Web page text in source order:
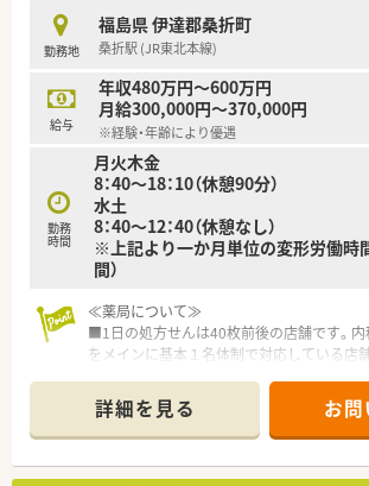
境を整えております。シフトは本社が作成し
バランスを見て、無理のない人数体制で勤
おります。
お互い様の風土が根付けており、有給休暇
と高水準です。
また、育児休暇取得率は90％以上でお仕事
立が図れる環境です。
＼＼＼企業について／／／
福島県郡山市に本社をおき、福島県を中心
いる薬局です。
地域に根ざした店舗展開をベースに、地域
りを目指しています。
な経験を積んでいただけます。
勤務地
福島県 伊達郡桑折町
桑折駅 (JR東北本線)
給与
年収480万円～600万円
月給300,000円～370,000円
※経験・年齢により優遇
勤務
時間
月火木金
8：40～18：10（休憩90分）
水土
8：40～12：40（休憩なし）
※上記より一か月単位の変形労働時
間）
≪薬局について≫
■1日の処方せんは40枚前後の店舗です。
をメインに基本１名体制で対応している店舗
を受付ております。じっくり患者様と向き
オススメの店舗です。
■近隣に店舗展開しラウンダー人材や店舗
ており、希望休の取りやすさも◎です！
詳細を見る お